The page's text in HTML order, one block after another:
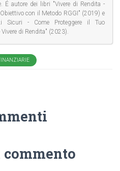
É autore dei libri "Vivere di Rendita -
con il Metodo RGGI" (2019) e
Sicuri - Come Proteggere il Tuo
di Rendita" (2023).
commento